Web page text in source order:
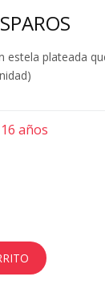
estela plateada
años